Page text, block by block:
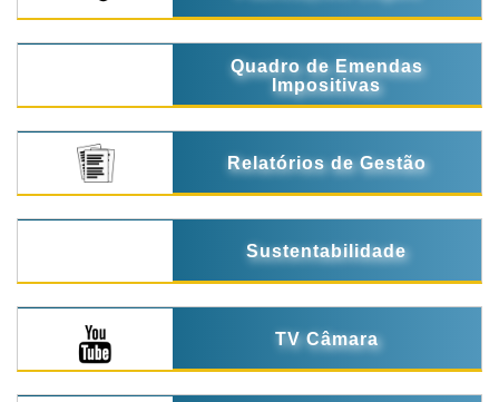
Quadro de Emendas
Impositivas
Relatórios de Gestão
Sustentabilidade
TV Câmara